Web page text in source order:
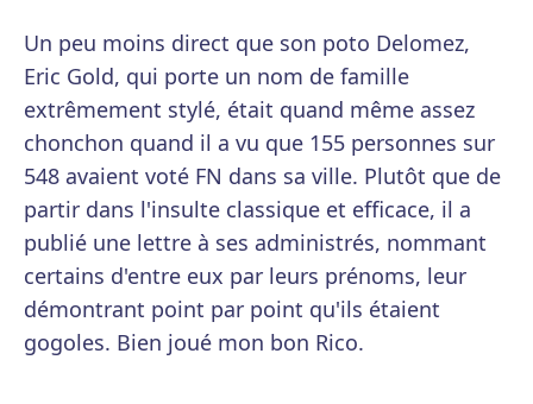
Un peu moins direct que son poto Delomez,
Eric Gold, qui porte un nom de famille
extrêmement stylé, était quand même assez
chonchon quand il a vu que 155 personnes sur
548 avaient voté FN dans sa ville. Plutôt que de
partir dans l'insulte classique et efficace, il a
publié une lettre à ses administrés, nommant
certains d'entre eux par leurs prénoms, leur
démontrant point par point qu'ils étaient
gogoles. Bien joué mon bon Rico.